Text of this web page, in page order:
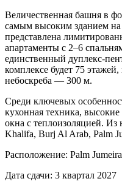
Величественная башня в
самым высоким зданием на
представлена
апартаменты с 2–6
единственный дуплекс-
комплексе будет 75
небоскреба — 300 м.
Среди ключевых
кухонная техника,
окна с теплоизоляцией. Из
Khalifa, Burj Al Arab, Palm
Расположение: Palm
Дата сдачи: 3 квартал 2027